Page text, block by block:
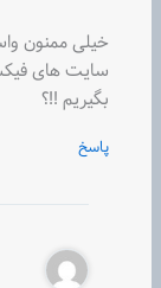
خیلی ممنون
سایت های
بگیریم !!؟
پاسخ